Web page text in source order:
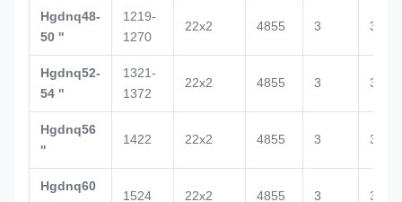
Hgdnq48-
50 ''
1219-
1270
22x2 4855 3 3517
Hgdnq52-
54 ''
1321-
1372
22x2 4855 3 3520
Hgdnq56
''
1422 22x2 4855 3 3500
Hgdnq60
1524 22x2 4855 3 3500